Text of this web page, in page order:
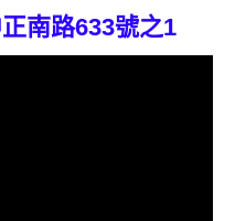
南路633號之1